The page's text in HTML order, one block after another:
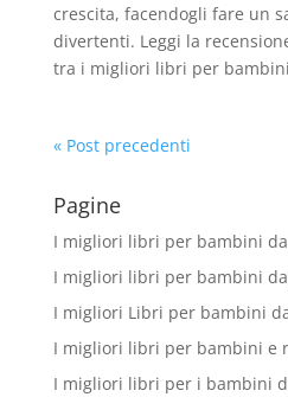
crescita, facendogli fare un
divertenti. Leggi la
tra i migliori libri per
« Post precedenti
Pagine
I migliori libri per bambini
I migliori libri per bambini
I migliori Libri per bambini
I migliori libri per bambini e
I migliori libri per i bambini